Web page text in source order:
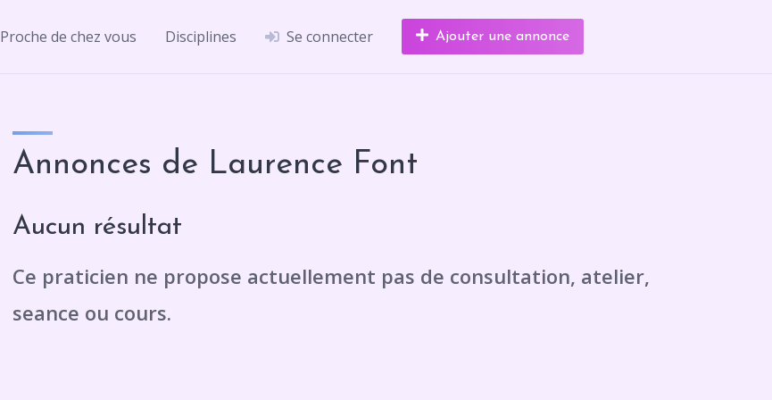
Proche de chez vous Disciplines Se connecter Ajouter une annonce
Annonces de Laurence Font
Aucun résultat